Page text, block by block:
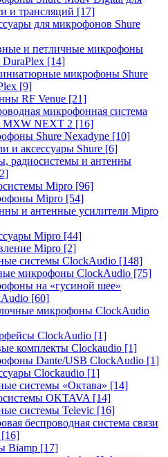
и трансляций [17]
для микрофонов Shure
и петличные микрофоны
DuraPlex [14]
микрофоны Shure
[9]
RF Venue [21]
микрофонная система
MXW NEXT 2 [16]
Shure Nexadyne [10]
и аксессуары Shure [6]
радиосистемы и антенны
Mipro [96]
Mipro [54]
и антенные усилители Mipro
Mipro [44]
Mipro [2]
системы ClockAudio [148]
микрофоны ClockAudio [75]
на «гусиной шее»
[60]
микрофоны ClockAudio
ClockAudio [1]
комплекты Clockaudio [1]
Dante/USB ClockAudio [1]
Clockaudio [1]
системы «Октава» [14]
OKTAVA [14]
системы Televic [16]
беспроводная система связи
[16]
Biamp [17]